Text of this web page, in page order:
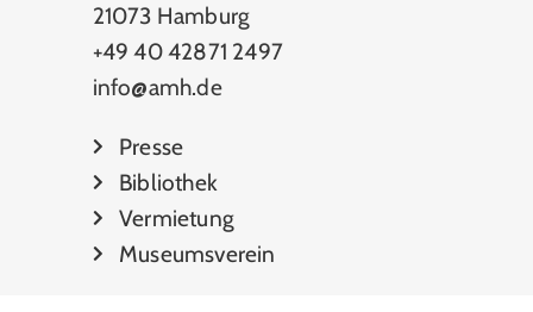
21073 Hamburg
+49 40 42871 2497
info@amh.de
Presse
Bibliothek
Vermietung
Museumsverein